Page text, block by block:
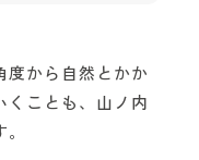
度から自然とかか
くことも、山ノ内